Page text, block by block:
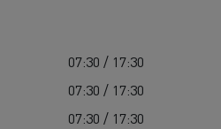
07:30 / 17:30
07:30 / 17:30
07:30 / 17:30